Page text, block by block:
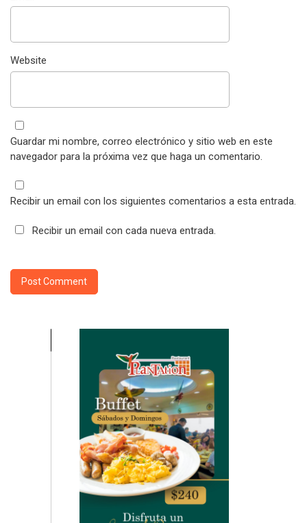
Website
Guardar mi nombre, correo electrónico y sitio web en este
navegador para la próxima vez que haga un comentario.
Recibir un email con los siguientes comentarios a esta entrada.
Recibir un email con cada nueva entrada.